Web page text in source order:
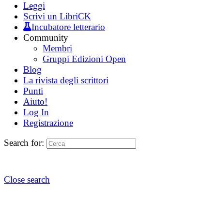
Leggi
Scrivi un LibriCK
Incubatore letterario
Community
Membri
Gruppi Edizioni Open
Blog
La rivista degli scrittori
Punti
Aiuto!
Log In
Registrazione
Search for:
Close search